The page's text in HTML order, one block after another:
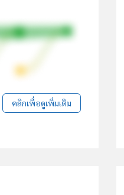
คลิกเพื่อดูเพิ่มเติม